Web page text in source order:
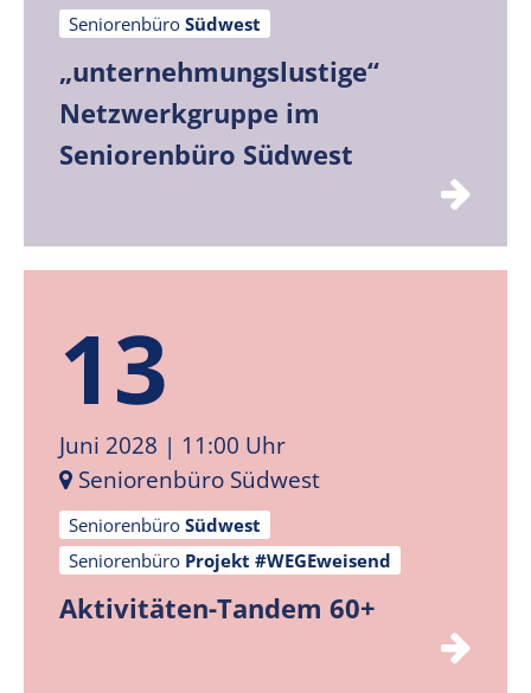
Seniorenbüro Südwest
„unternehmungslustige“
Netzwerkgruppe im
Seniorenbüro Südwest
13
Juni 2028 | 11:00 Uhr
Seniorenbüro Südwest
Seniorenbüro Südwest
Seniorenbüro Projekt #WEGEweisend
Aktivitäten-Tandem 60+